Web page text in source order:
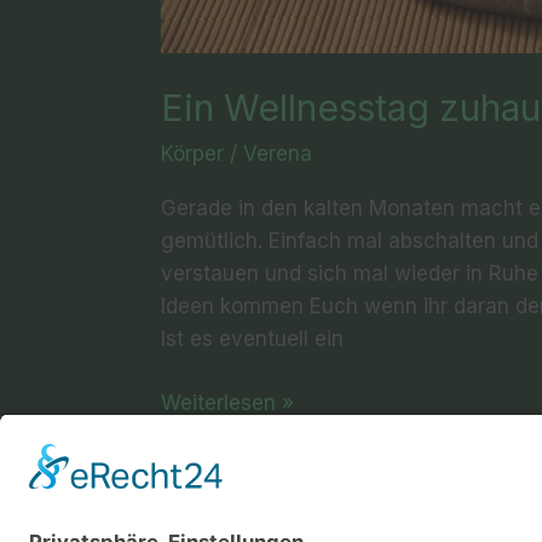
Ein Wellnesstag
Körper / Verena
Gerade in den kalten Monaten macht
gemütlich. Einfach mal abschalten
verstauen und sich mal wieder in
Ideen kommen Euch wenn ihr daran
Ist es eventuell ein
Weiterlesen »